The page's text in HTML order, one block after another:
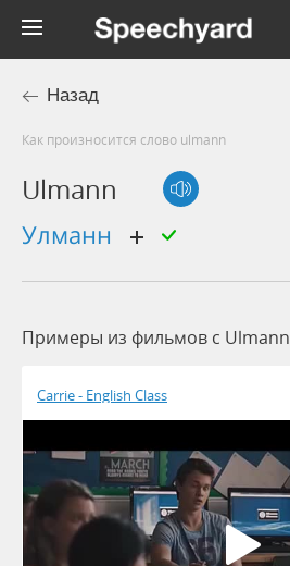
Назад
Как произносится слово ulmann
Ulmann
Улманн
Примеры из фильмов c Ulmann
Carrie - English Class